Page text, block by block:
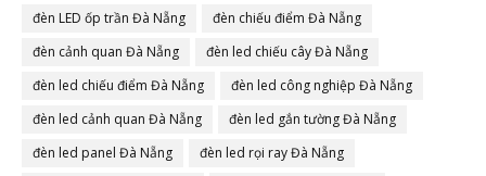
đèn LED ốp trần Đà Nẵng
đèn chiếu điểm Đà Nẵng
đèn cảnh quan Đà Nẵng
đèn led chiếu cây Đà Nẵng
đèn led chiếu điểm Đà Nẵng
đèn led công nghiệp Đà Nẵng
đèn led cảnh quan Đà Nẵng
đèn led gắn tường Đà Nẵng
đèn led panel Đà Nẵng
đèn led rọi ray Đà Nẵng